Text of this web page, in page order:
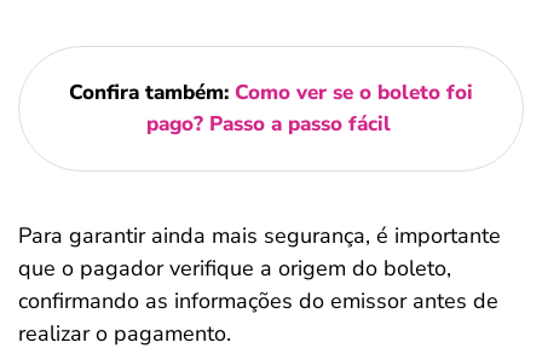
Confira também: Como ver se o boleto foi
pago? Passo a passo fácil
Para garantir ainda mais segurança, é importante
que o pagador verifique a origem do boleto,
confirmando as informações do emissor antes de
realizar o pagamento.